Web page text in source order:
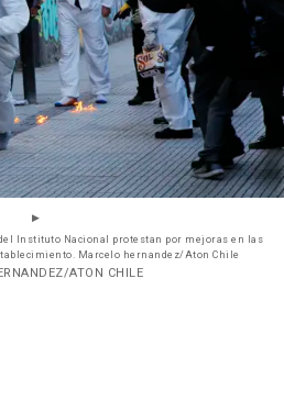
condiciones de educación del establecimiento. Marcelo hernandez/Aton Chile
ATON CHILE